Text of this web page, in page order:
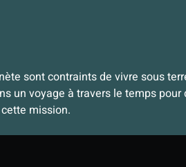
sont contraints de vivre sous
voyage à travers le temps
mission.